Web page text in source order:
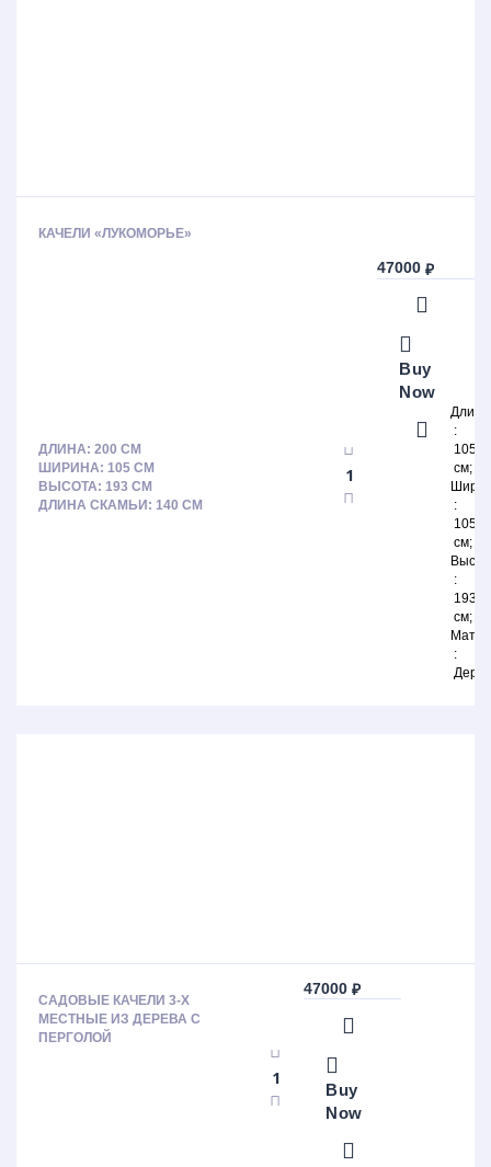
КАЧЕЛИ «ЛУКОМОРЬЕ»
ДЛИНА: 200 СМ
ШИРИНА: 105 СМ
ВЫСОТА: 193 СМ
ДЛИНА СКАМЬИ: 140 СМ
47000₽
Buy
Now
Длина
105
см
105
см
193
см
САДОВЫЕ КАЧЕЛИ 3-Х
МЕСТНЫЕ ИЗ ДЕРЕВА C
ПЕРГОЛОЙ
47000₽
Buy
Now